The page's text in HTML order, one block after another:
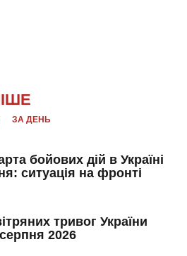
ЗА ДЕНЬ
бойових дій в Україні
ситуація на фронті
тривог України
2026